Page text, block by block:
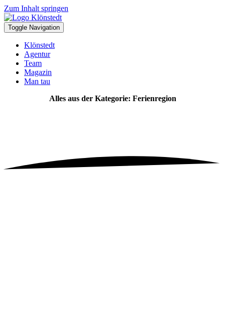
Zum Inhalt springen
Toggle Navigation
Klönstedt
Agentur
Team
Magazin
Man tau
Alles aus der Kategorie: Ferienregion